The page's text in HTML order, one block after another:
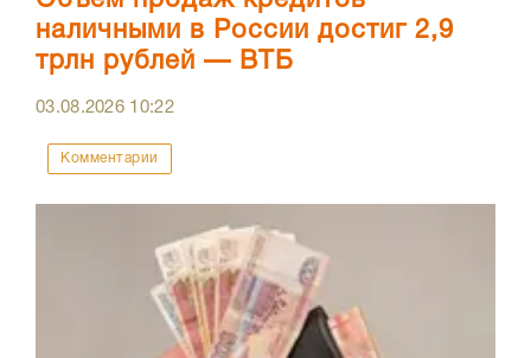
наличными в России достиг 2,9
трлн рублей — ВТБ
03.08.2026 10:22
Комментарии